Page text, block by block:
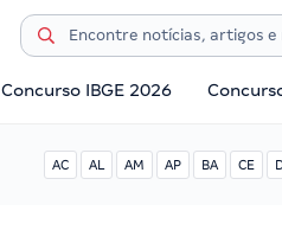
Concurso IBGE 2026
AC AL AM AP BA CE